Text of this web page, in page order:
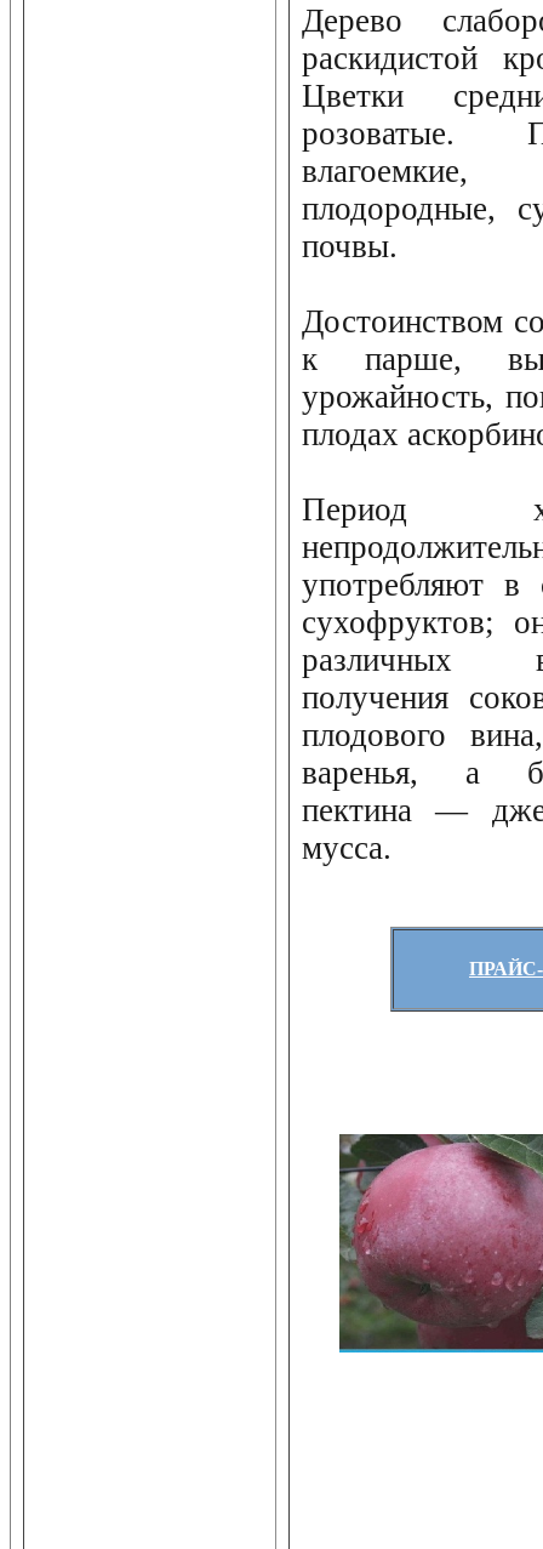
Дерево
раскидистой
Цветки
розоватые.
влагоемкие,
плодородные,
почвы.
Достоинством
к парше,
урожайность,
плодах
Период
употребляют
сухофруктов;
различных
получения
плодового
варенья, а
пектина —
мусса.